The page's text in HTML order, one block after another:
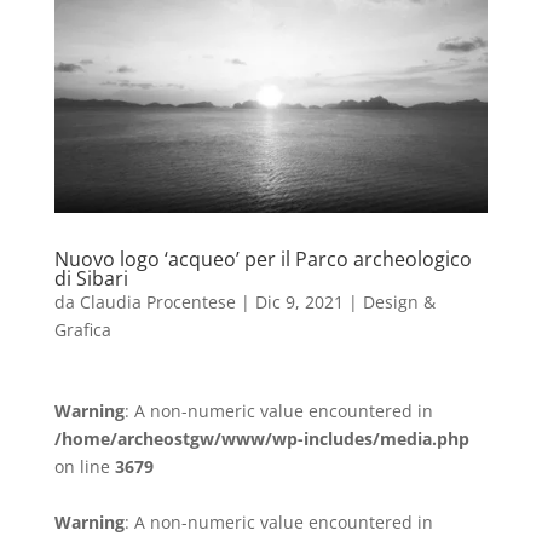
Nuovo logo ‘acqueo’ per il Parco archeologico
di Sibari
da Claudia Procentese | Dic 9, 2021 | Design &
Grafica
Warning: A non-numeric value encountered in
/home/archeostgw/www/wp-includes/media.php
on line 3679
Warning: A non-numeric value encountered in